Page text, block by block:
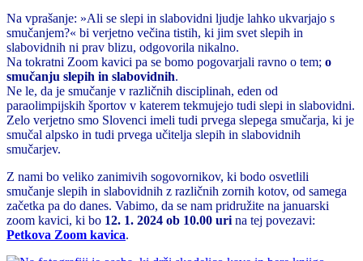
Na vprašanje: »Ali se slepi in slabovidni ljudje lahko ukvarjajo s
smučanjem?« bi verjetno večina tistih, ki jim svet slepih in
slabovidnih ni prav blizu, odgovorila nikalno.
Na tokratni Zoom kavici pa se bomo pogovarjali ravno o tem; o
smučanju slepih in slabovidnih.
Ne le, da je smučanje v različnih disciplinah, eden od
paraolimpijskih športov v katerem tekmujejo tudi slepi in slabovidni.
Zelo verjetno smo Slovenci imeli tudi prvega slepega smučarja, ki je
smučal alpsko in tudi prvega učitelja slepih in slabovidnih
smučarjev.
Z nami bo veliko zanimivih sogovornikov, ki bodo osvetlili
smučanje slepih in slabovidnih z različnih zornih kotov, od samega
začetka pa do danes. Vabimo, da se nam pridružite na januarski
zoom kavici, ki bo 12. 1. 2024 ob 10.00 uri na tej povezavi:
Petkova Zoom kavica.